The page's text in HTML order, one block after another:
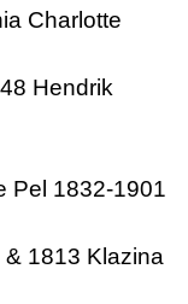
Charlotte
Hendrik
Pel 1832-1901
& 1813 Klazina